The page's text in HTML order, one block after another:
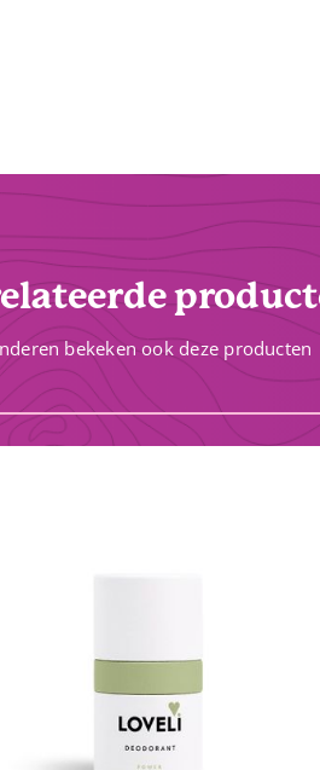
bekeken ook deze producten